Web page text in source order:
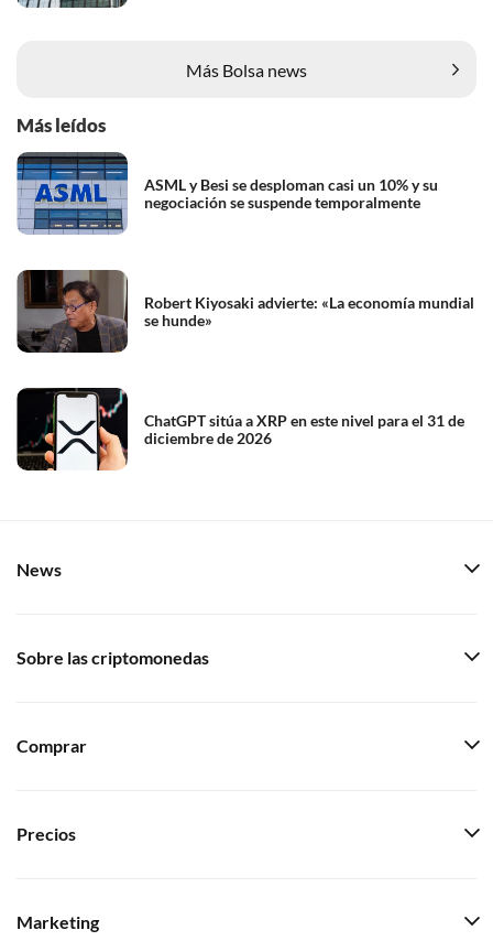
Más Bolsa news
Más leídos
ASML y Besi se desploman casi un 10% y su
negociación se suspende temporalmente
Robert Kiyosaki advierte: «La economía mundial
se hunde»
ChatGPT sitúa a XRP en este nivel para el 31 de
diciembre de 2026
News
Sobre las criptomonedas
Comprar
Precios
Marketing